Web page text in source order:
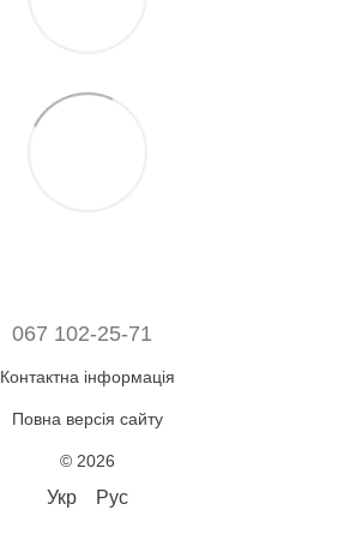
067 102-25-71
Контактна інформація
Повна версія сайту
© 2026
Укр Рус